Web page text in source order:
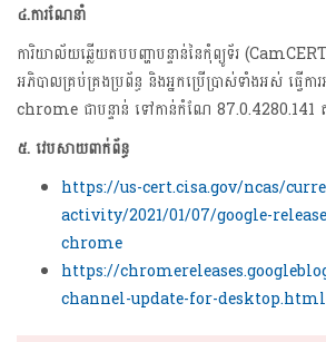
៤.ការណែនាំ
ការិយាល័យឆ្លើយតបបញ្ហាបន្ទាន់នៃកុំព្យូទ័រ
អភិបាលគ្រប់គ្រងប្រព័ន្ធ និងអ្នកប្រើប្រាស់ទាំងអស់ ធ្វើក
chrome ជាបន្ទាន់ ទៅកាន់កំណែ 87.0.4280.141 ត
៥. វេបសាយពាក់ព័ន្ធ
https://us-cert.cisa.gov/ncas/
activity/2021/01/07/google-
chrome
https://
channel-update-for-desktop.html